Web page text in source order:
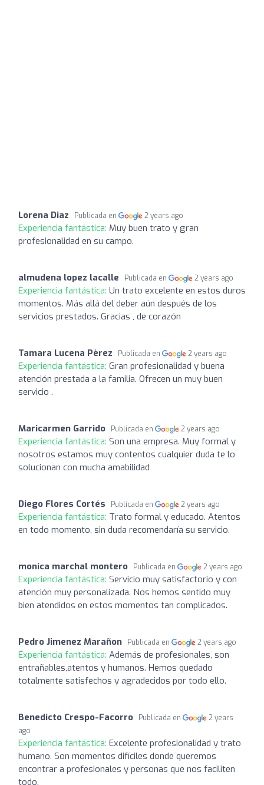
Lorena Diaz Publicada en 2 years ago
Experiencia fantástica: Muy buen trato y gran
profesionalidad en su campo.
almudena lopez lacalle Publicada en 2 years ago
Experiencia fantástica: Un trato excelente en estos duros
momentos. Más allá del deber aún después de los
servicios prestados. Gracias , de corazón
Tamara Lucena Pèrez Publicada en 2 years ago
Experiencia fantástica: Gran profesionalidad y buena
atención prestada a la familia. Ofrecen un muy buen
servicio .
Maricarmen Garrido Publicada en 2 years ago
Experiencia fantástica: Son una empresa. Muy formal y
nosotros estamos muy contentos cualquier duda te lo
solucionan con mucha amabilidad
Diego Flores Cortés Publicada en 2 years ago
Experiencia fantástica: Trato formal y educado. Atentos
en todo momento, sin duda recomendaría su servicio.
monica marchal montero Publicada en 2 years ago
Experiencia fantástica: Servicio muy satisfactorio y con
atención muy personalizada. Nos hemos sentido muy
bien atendidos en estos momentos tan complicados.
Pedro Jimenez Marañon Publicada en 2 years ago
Experiencia fantástica: Además de profesionales, son
entrañables,atentos y humanos. Hemos quedado
totalmente satisfechos y agradecidos por todo ello.
Benedicto Crespo-Facorro Publicada en
2 years
ago
Experiencia fantástica: Excelente profesionalidad y trato
humano. Son momentos difíciles donde queremos
encontrar a profesionales y personas que nos faciliten
todo.